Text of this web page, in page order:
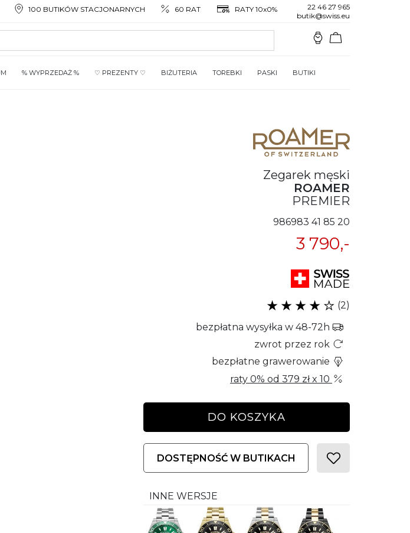
100 BUTIKÓW STACJONARNYCH 60 RAT RATY 10x0%
22 46 27 965
butik@swiss.eu
% WYPRZEDAŻ % ♡ PREZENTY ♡ BIŻUTERIA TOREBKI PASKI BUTIKI
Zegarek męski
ROAMER
PREMIER
986983 41 85 20
3 790,-
(2)
bezpłatna wysyłka w 48-72h
zwrot przez rok
bezpłatne grawerowanie
raty 0% od 379 złx 10
DO KOSZYKA
DOSTĘPNOŚĆ W BUTIKACH
INNE WERSJE